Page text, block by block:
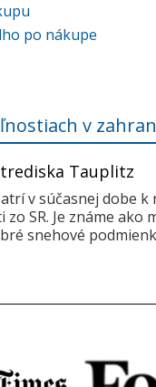
po nákupe
v
Tauplitz
v súčasnej dobe
SR. Je známe
snehové